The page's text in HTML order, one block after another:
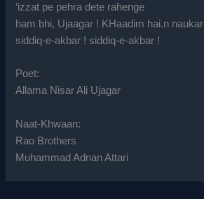
‘izzat pe pehra dete rahenge
ham bhi, Ujaagar ! KHaadim hai.n naukar
siddiq-e-akbar ! siddiq-e-akbar !
Poet:
Allama Nisar Ali Ujagar
Naat-Khwaan:
Rao Brothers
Muhammad Adnan Attari